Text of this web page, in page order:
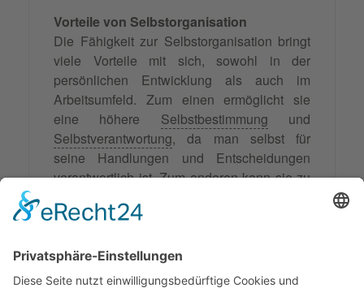
Vorteile von Selbstorganisation
Die Fähigkeit zur Selbstorganisation bringt
viele Vorteile mit sich, sowohl in der
persönlichen Entwicklung als auch im
Arbeitsumfeld. Zum einen ermöglicht sie
eine höhere Selbstbestimmung und
Selbstverantwortung, da man selbst für
seine Handlungen und Entscheidungen
verantwortlich ist. Zum anderen kann sie zu
führen, da man seine Zeit und
Selbstorganisation auch die
Selbstentfaltung, da man sich selbst Ziele